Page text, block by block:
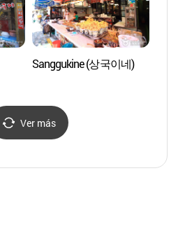
Sanggukine (상국이네)
Ver más